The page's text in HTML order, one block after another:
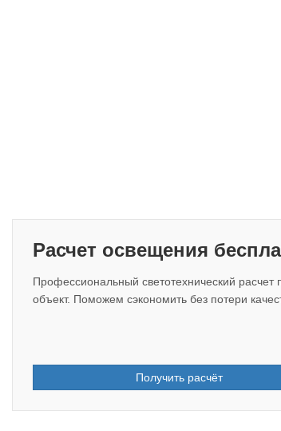
Расчет освещения
Профессиональный светотехнический расчет
объект. Поможем сэкономить без потери
Получить расчёт